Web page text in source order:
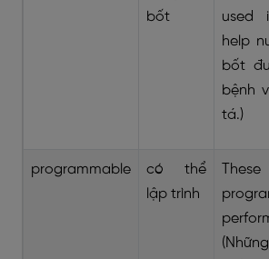
bốt
used
help
bốt
bệnh
tá.)
programmable
có thể
lập trình